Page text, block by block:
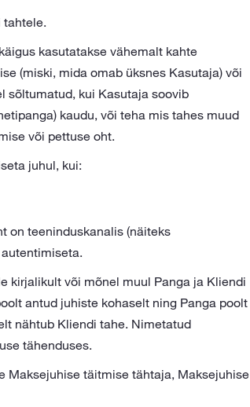
tahtele.
kasutatakse vähemalt kahte
(miski, mida omab üksnes Kasutaja) või
sõltumatud, kui Kasutaja soovib
kaudu, või teha mis tahes muud
või pettuse oht.
juhul, kui:
on teeninduskanalis (näiteks
kirjalikult või mõnel muul Panga ja Kliendi
antud juhiste kohaselt ning Panga poolt
nähtub Kliendi tahe. Nimetatud
tähenduses.
Maksejuhise täitmise tähtaja, Maksejuhise